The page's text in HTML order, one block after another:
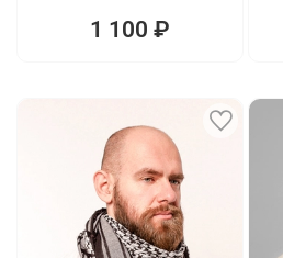
1 100 ₽